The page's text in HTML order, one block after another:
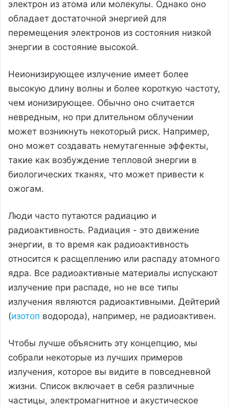
электрон из атома или молекулы. Однако оно
обладает достаточной энергией для
перемещения электронов из состояния низкой
энергии в состояние высокой.
Неионизирующее излучение имеет более
высокую длину волны и более короткую частоту,
чем ионизирующее. Обычно оно считается
невредным, но при длительном облучении
может возникнуть некоторый риск. Например,
оно может создавать немутагенные эффекты,
такие как возбуждение тепловой энергии в
биологических тканях, что может привести к
ожогам.
Люди часто путаются радиацию и
радиоактивность. Радиация - это движение
энергии, в то время как радиоактивность
относится к расщеплению или распаду атомного
ядра. Все радиоактивные материалы испускают
излучение при распаде, но не все типы
излучения являются радиоактивными. Дейтерий
(изотоп водорода), например, не радиоактивен.
Чтобы лучше объяснить эту концепцию, мы
собрали некоторые из лучших примеров
излучения, которое вы видите в повседневной
жизни. Список включает в себя различные
частицы, электромагнитное и акустическое